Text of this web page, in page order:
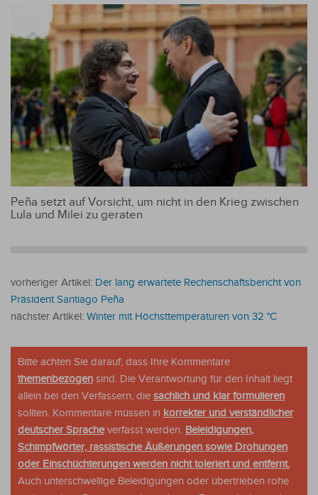
Peña setzt auf Vorsicht, um nicht in den Krieg zwischen
Lula und Milei zu geraten
vorheriger Artikel: Der lang erwartete Rechenschaftsbericht von
Präsident Santiago Peña
nächster Artikel: Winter mit Höchsttemperaturen von 32 °C
Bitte achten Sie darauf, dass Ihre Kommentare
themenbezogen sind. Die Verantwortung für den Inhalt liegt
allein bei den Verfassern, die sachlich und klar formulieren
sollten. Kommentare müssen in korrekter und verständlicher
deutscher Spracheverfasst werden. Beleidigungen,
Schimpfwörter, rassistische Äußerungen sowie Drohungen
oder Einschüchterungen werden nicht toleriert und entfernt.
Auch unterschwellige Beleidigungen oder übertrieben rohe